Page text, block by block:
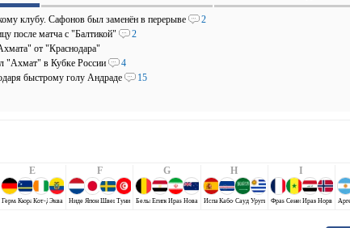
клубу. Сафонов был заменён в перерыве
2
после матча с "Балтикой"
2
от "Краснодара"
"Ахмат" в Кубке России
4
быстрому голу Андраде
15
E
ГерманияКюрасаоКот-Д`Ивуар
Эквадор
F
Нидерланды
ЯпонияШвецияТунис
G
БельгияЕгипетИран Новая Зеландия
H
ИспанияКабо-ВердеСаудовская Аравия
Уругвай
I
ФранцияСенегалИрак Норвегия